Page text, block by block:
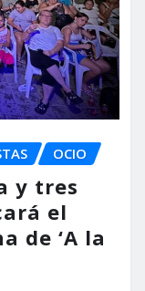
OCIO
y tres
el
de ‘A la